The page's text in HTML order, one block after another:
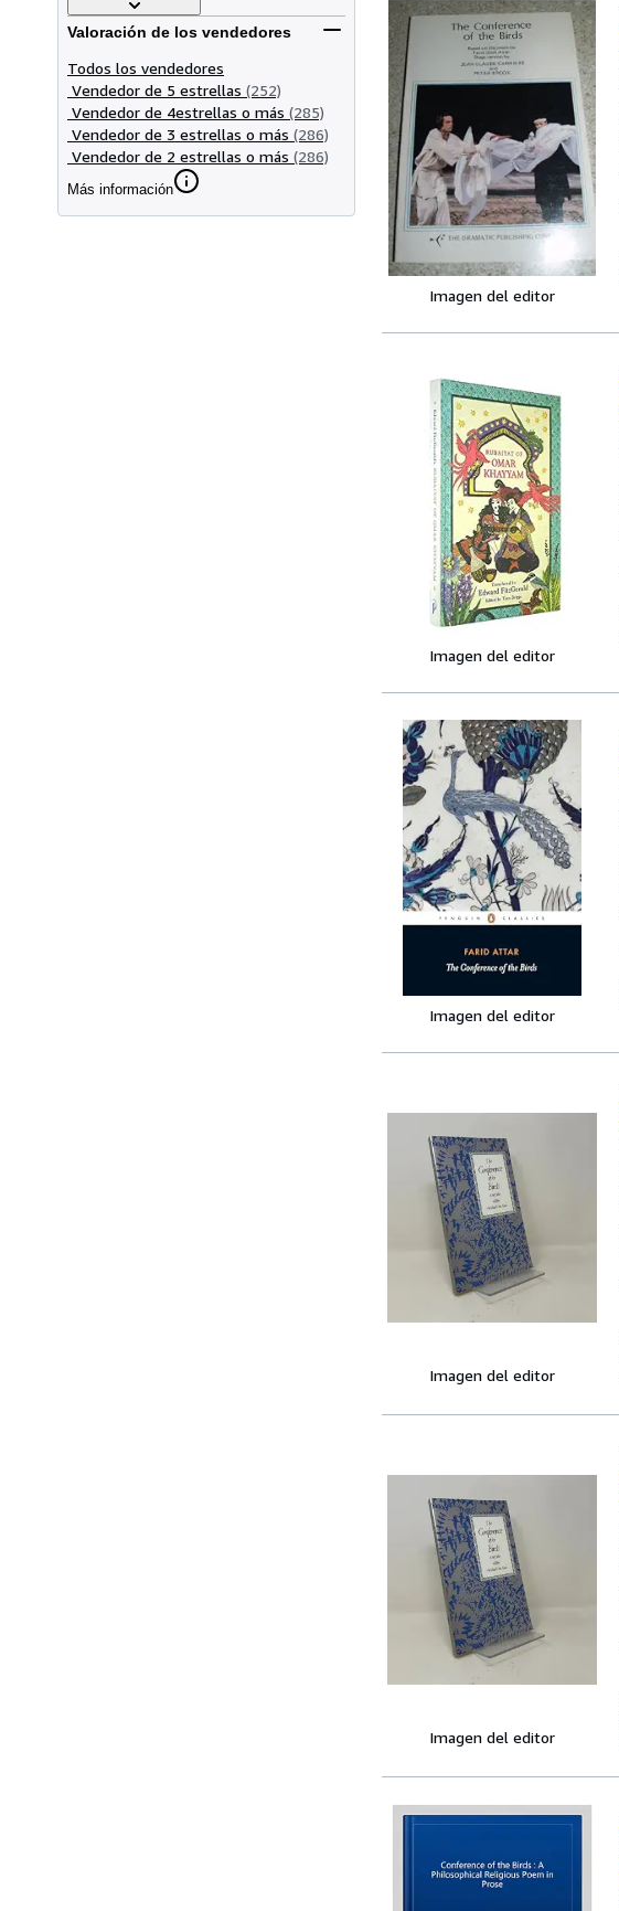
Valoración de los vendedores
Todos los vendedores
Vendedor de 5 estrellas (252)
Vendedor de 4estrellas o más (285)
Vendedor de 3 estrellas o más (286)
Vendedor de 2 estrellas o más (286)
Más información
Imagen del editor
Imagen del editor
Imagen del editor
Imagen del editor
Imagen del editor